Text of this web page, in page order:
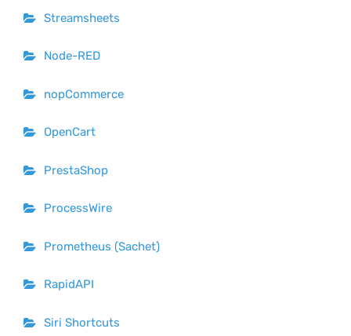
Streamsheets
Node-RED
nopCommerce
OpenCart
PrestaShop
ProcessWire
Prometheus (Sachet)
RapidAPI
Siri Shortcuts